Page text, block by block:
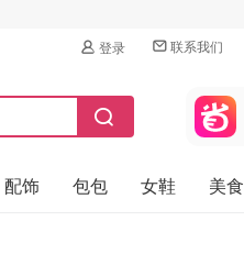
登录 联系我们
配饰 包包 女鞋 美食